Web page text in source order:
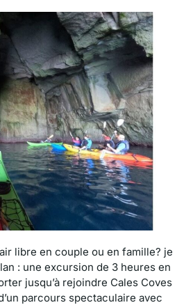
libre en couple ou en famille? je
: une excursion de 3 heures en
jusqu’à rejoindre Cales Coves
parcours spectaculaire avec